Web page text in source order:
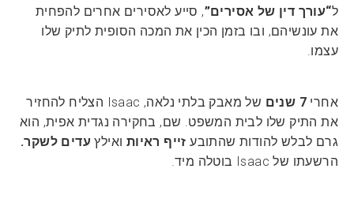
ל“עורך דין של אסירים”, סייע לאסירים אחרים להפחית
את עונשיהם, ובו בזמן הכין את המכה הסופית לתיק שלו
עצמו.
אחרי 7 שנים
של מאבק בלתי נלאה, Isaac הצליח להחזיר
את התיק שלו לבית המשפט. שם, בחקירה נגדית אפית, הוא
גרם לבלש להודות שהתובע זייף ראיות ואילץ עדים לשקר.
הרשעתו של Isaac בוטלה מיד.